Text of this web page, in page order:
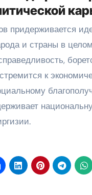
придерживается
и страны в
к